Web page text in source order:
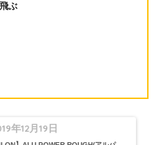
ぶ
年12月19日